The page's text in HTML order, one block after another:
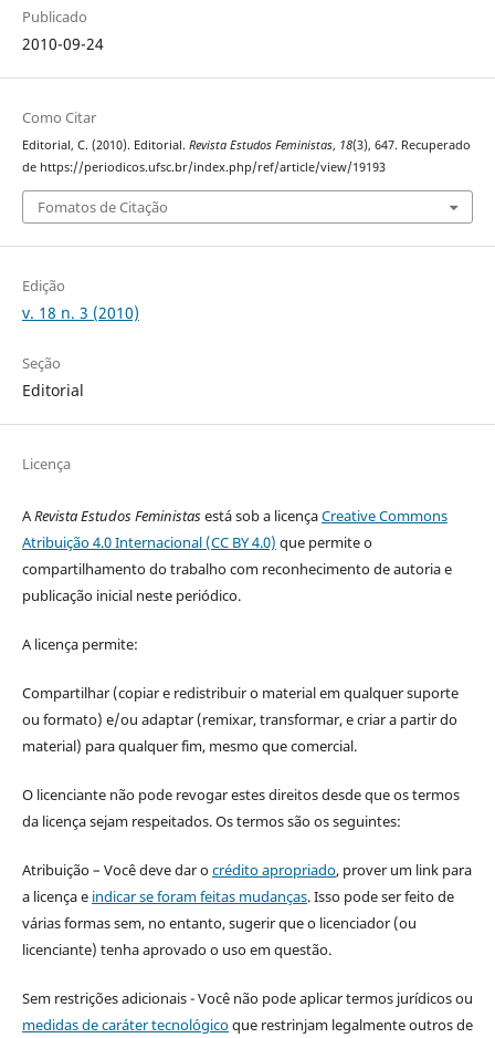
Publicado
2010-09-24
Como Citar
Editorial, C. (2010). Editorial. Revista Estudos Feministas, 18(3), 647. Recuperado
de https://periodicos.ufsc.br/index.php/ref/article/view/19193
Fomatos de Citação
Edição
v. 18 n. 3 (2010)
Seção
Editorial
Licença
ARevista Estudos Feministasestá sob a licençaCreative Commons
Atribuição 4.0 Internacional (CC BY 4.0) que permite o
compartilhamento do trabalho com reconhecimento de autoria e
publicação inicial neste periódico.
A licença permite:
Compartilhar (copiar e redistribuir o material em qualquer suporte
ou formato) e/ou adaptar (remixar, transformar, e criar a partir do
material) para qualquer fim, mesmo que comercial.
O licenciante não pode revogar estes direitos desde que os termos
da licença sejam respeitados. Os termos são os seguintes:
Atribuição – Você deve dar ocrédito apropriado, prover um link para
a licença e indicar se foram feitas mudanças. Isso pode ser feito de
várias formas sem, no entanto, sugerir que o licenciador (ou
licenciante) tenha aprovado o uso em questão.
Sem restrições adicionais - Você não pode aplicar termos jurídicos ou
medidas de caráter tecnológicoque restrinjam legalmente outros de